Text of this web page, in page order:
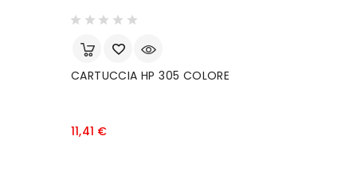
CARTUCCIA HP 305 COLORE
11,41 €Prezzo